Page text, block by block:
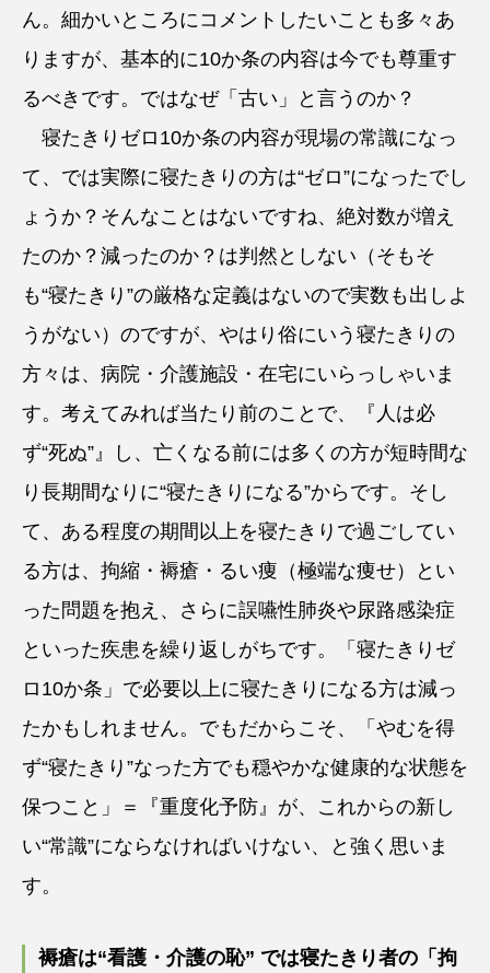
ん。細かいところにコメントしたいことも多々あ
りますが、基本的に10か条の内容は今でも尊重す
るべきです。ではなぜ「古い」と言うのか？
寝たきりゼロ10か条の内容が現場の常識になっ
て、では実際に寝たきりの方は“ゼロ”になったでし
ょうか？そんなことはないですね、絶対数が増え
たのか？減ったのか？は判然としない（そもそ
も“寝たきり”の厳格な定義はないので実数も出しよ
うがない）のですが、やはり俗にいう寝たきりの
方々は、病院・介護施設・在宅にいらっしゃいま
す。考えてみれば当たり前のことで、『人は必
ず“死ぬ”』し、亡くなる前には多くの方が短時間な
り長期間なりに“寝たきりになる”からです。そし
て、ある程度の期間以上を寝たきりで過ごしてい
る方は、拘縮・褥瘡・るい痩（極端な痩せ）とい
った問題を抱え、さらに誤嚥性肺炎や尿路感染症
といった疾患を繰り返しがちです。「寝たきりゼ
ロ10か条」で必要以上に寝たきりになる方は減っ
たかもしれません。でもだからこそ、「やむを得
ず“寝たきり”なった方でも穏やかな健康的な状態を
保つこと」＝『重度化予防』が、これからの新し
い“常識”にならなければいけない、と強く思いま
す。
褥瘡は“看護・介護の恥” では寝たきり者の「拘